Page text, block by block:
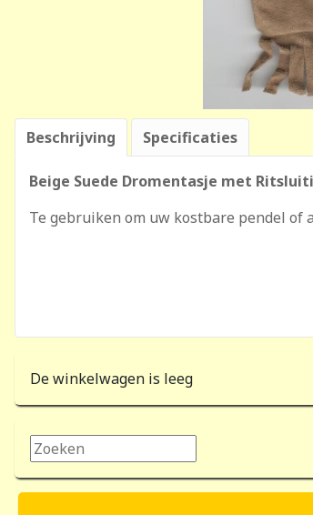
Beschrijving Specificaties
Beige Suede Dromentasje met
Te gebruiken om uw kostbare pendel
De winkelwagen is leeg
Zoeken...